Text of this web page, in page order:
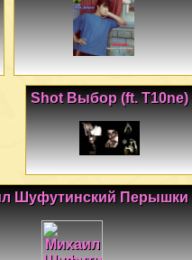
Shot Выбор (ft. T10ne)
Шуфутинский Перышки